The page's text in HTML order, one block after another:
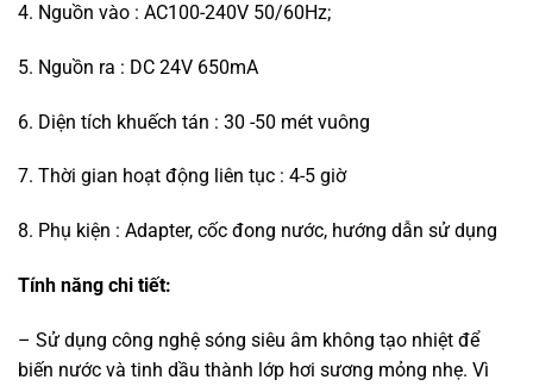
4. Nguồn vào : AC100-240V 50/60Hz;
5. Nguồn ra : DC 24V 650mA
6. Diện tích khuếch tán : 30 -50 mét vuông
7. Thời gian hoạt động liên tục : 4-5 giờ
8. Phụ kiện : Adapter, cốc đong nước, hướng dẫn sử dụng
Tính năng chi tiết:
– Sử dụng công nghệ sóng siêu âm không tạo nhiệt để
biến nước và tinh dầu thành lớp hơi sương mỏng nhẹ. Vì